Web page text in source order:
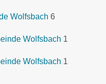
Wolfsbach 6
Wolfsbach 1
Wolfsbach 1